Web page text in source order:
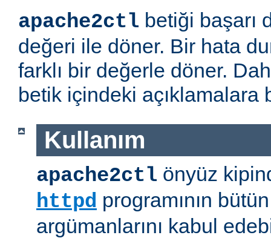
apache2ctl betiği başarı
değeri ile döner. Bir hata
farklı bir değerle döner.
betik içindeki açıklamalara
Kullanım
apache2ctl önyüz
httpd programının
argümanlarını kabul